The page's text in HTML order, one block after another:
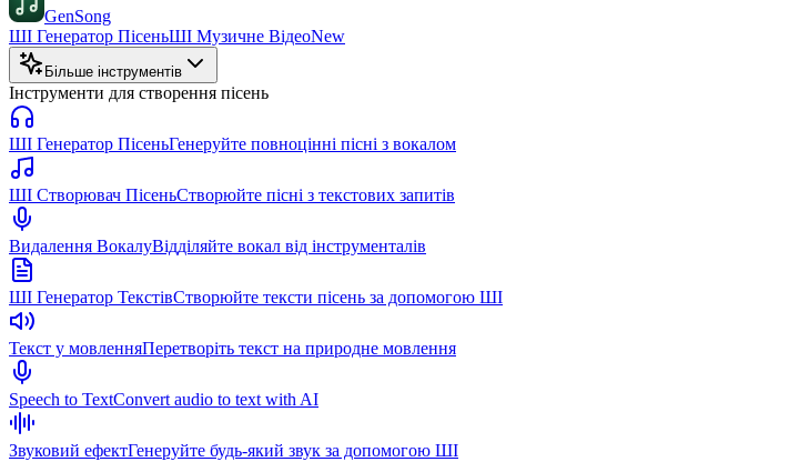
GenSong
ШІ Генератор ПісеньШІ Музичне ВідеоNew
Більше інструментів
Інструменти для створення пісень
ШІ Генератор ПісеньГенеруйте повноцінні пісні з вокалом
ШІ Створювач ПісеньСтворюйте пісні з текстових запитів
Видалення ВокалуВідділяйте вокал від інструменталів
ШІ Генератор ТекстівСтворюйте тексти пісень за допомогою ШІ
Текст у мовленняПеретворіть текст на природне мовлення
Speech to TextConvert audio to text with AI
Звуковий ефектГенеруйте будь-який звук за допомогою ШІ